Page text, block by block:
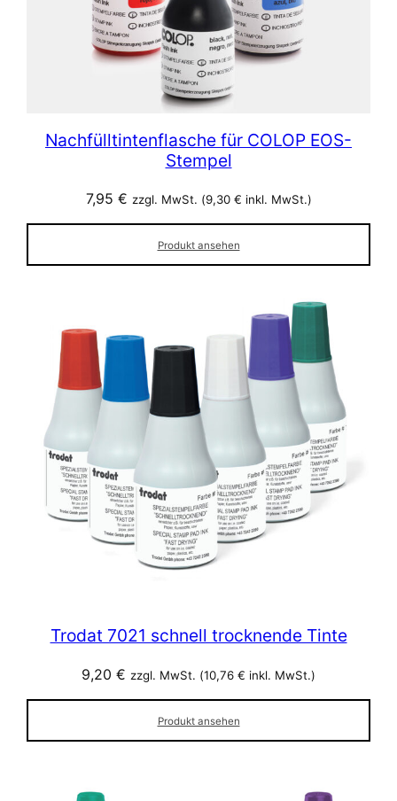
Nachfülltintenflasche für COLOP EOS-
Stempel
7,95 € zzgl. MwSt. (9,30 € inkl. MwSt.)
Produkt ansehen
Trodat 7021 schnell trocknende Tinte
9,20 € zzgl. MwSt. (10,76 € inkl. MwSt.)
Produkt ansehen